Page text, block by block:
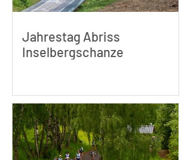
Jahrestag Abriss
Inselbergschanze